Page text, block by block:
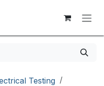
Testing /